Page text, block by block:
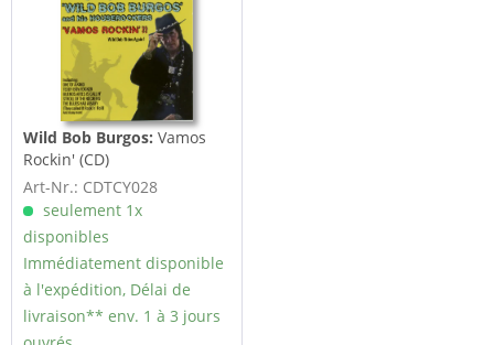
Wild Bob Burgos:Vamos
Rockin' (CD)
Art-Nr.: CDTCY028
seulement 1x
disponibles
Immédiatement disponible
à l'expédition, Délai de
livraison** env. 1 à 3 jours